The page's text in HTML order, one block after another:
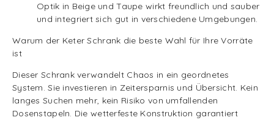
Optik in Beige und Taupe wirkt freundlich und sauber
und integriert sich gut in verschiedene Umgebungen.
Warum der Keter Schrank die beste Wahl für Ihre Vorräte
ist
Dieser Schrank verwandelt Chaos in ein geordnetes
System. Sie investieren in Zeitersparnis und Übersicht. Kein
langes Suchen mehr, kein Risiko von umfallenden
Dosenstapeln. Die wetterfeste Konstruktion garantiert